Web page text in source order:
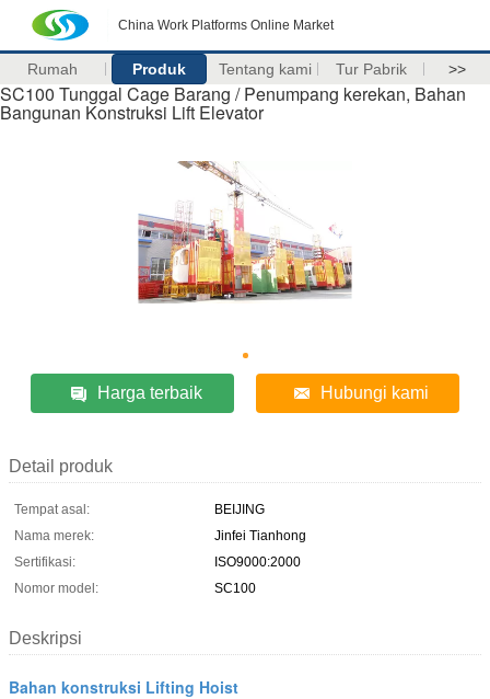
China Work Platforms Online Market
Rumah Produk Tentang kami Tur Pabrik >>
SC100 Tunggal Cage Barang / Penumpang kerekan, Bahan
Bangunan Konstruksi Lift Elevator
Harga terbaik Hubungi kami
Detail produk
Tempat asal:
BEIJING
Nama merek:
Jinfei Tianhong
Sertifikasi:
ISO9000:2000
Nomor model:
SC100
Deskripsi
Bahan konstruksi Lifting Hoist